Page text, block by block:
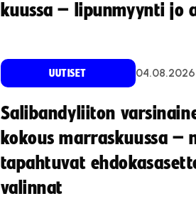
kuussa – lipunmyynti jo
UUTISET 04.08.2026
Salibandyliiton
kokous marraskuussa –
tapahtuvat
valinnat